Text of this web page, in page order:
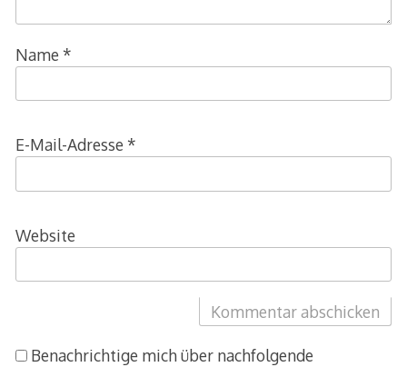
Name *
E-Mail-Adresse *
Website
Benachrichtige mich über nachfolgende